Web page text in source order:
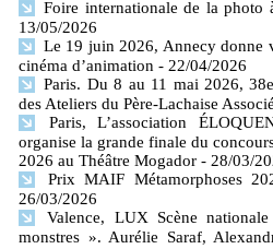
Foire internationale de la
13/05/2026
Le 19 juin 2026, Annecy donne
cinéma d’animation - 22/04/2026
Paris. Du 8 au 11 mai 2026,
des Ateliers du Père-Lachaise
Paris, L’association
organise la grande finale du
2026 au Théâtre Mogador - 28/03/
Prix MAIF Métamorphoses
26/03/2026
Valence, LUX Scène
monstres ». Aurélie Saraf,